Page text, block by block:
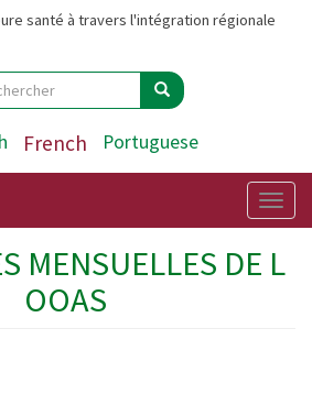
santé à travers l'intégration régionale
Rechercher
French Portuguese
MENSUELLES DE L
OOAS